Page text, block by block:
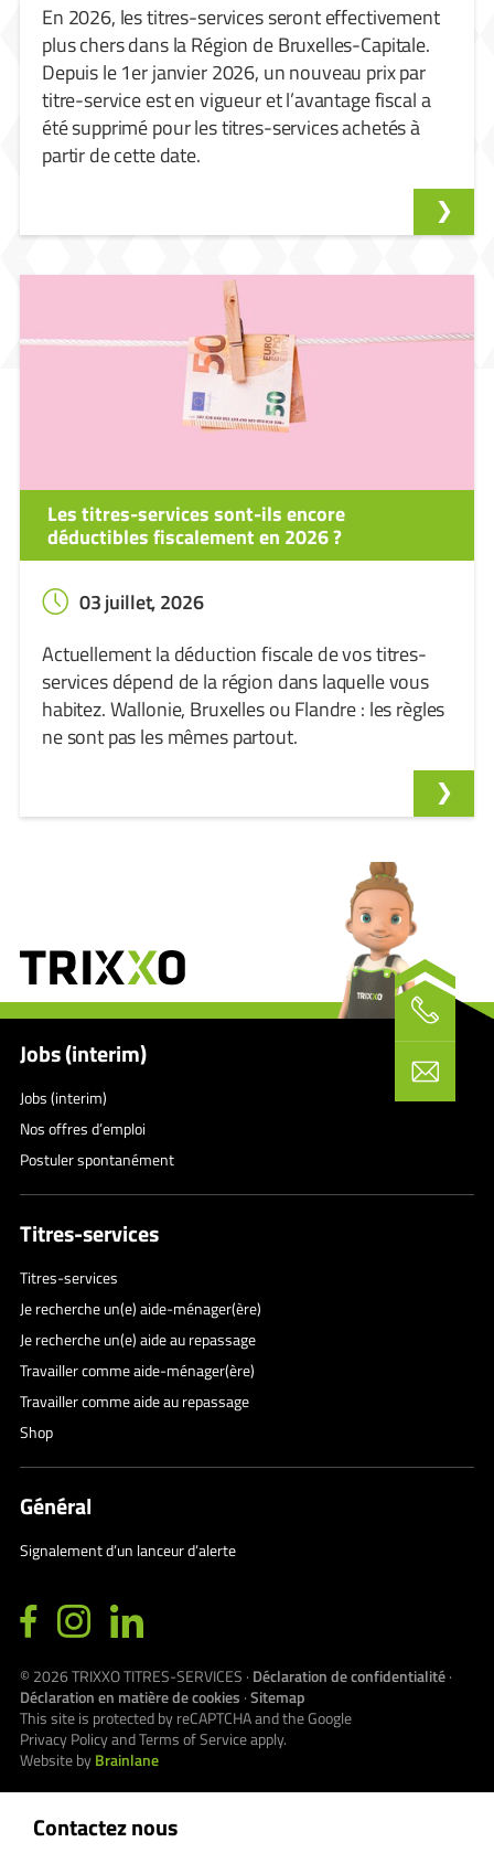
En 2026, les titres-services seront effectivement
plus chers dans la Région de Bruxelles-Capitale.
Depuis le 1er janvier 2026, un nouveau prix par
titre-service est en vigueur et l’avantage fiscal a
été supprimé pour les titres-services achetés à
partir de cette date.
Les titres-services sont-ils encore
déductibles fiscalement en 2026 ?
03 juillet, 2026
Actuellement la déduction fiscale de vos titres-
services dépend de la région dans laquelle vous
habitez. Wallonie, Bruxelles ou Flandre : les règles
ne sont pas les mêmes partout.
Contactez nous
Jobs (interim)
Jobs (interim)
Nos offres d’emploi
Postuler spontanément
Titres-services
Titres-services
Je recherche un(e) aide-ménager(ère)
Je recherche un(e) aide au repassage
Travailler comme aide-ménager(ère)
Travailler comme aide au repassage
Shop
Général
Signalement d’un lanceur d’alerte
© 2026TRIXXO TITRES-SERVICES · Déclaration de confidentialité·
Déclaration en matière de cookies ·Sitemap
This site is protected by reCAPTCHA and the Google
Privacy PolicyandTerms of Serviceapply.
Website byBrainlane